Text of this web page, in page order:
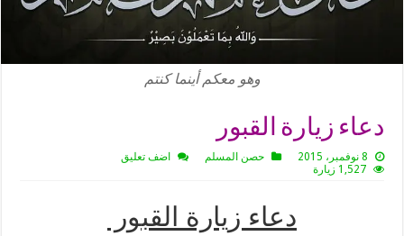
وهو معكم أينما كنتم
دعاء زيارة القبور
8 نوفمبر، 2015 حصن المسلم
اضف تعليق
1,527 زيارة
دعاء زيارة القبور